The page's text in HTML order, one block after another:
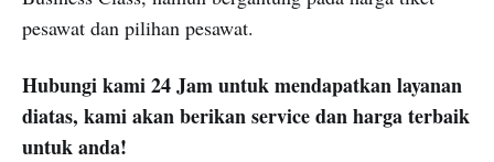
pesawat dan pilihan pesawat.
Hubungi kami 24 Jam untuk mendapatkan layanan
diatas, kami akan berikan service dan harga terbaik
untuk anda!